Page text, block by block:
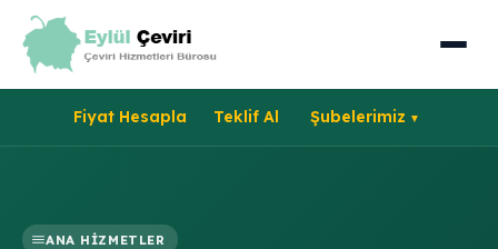
Fiyat Hesapla Teklif Al Şubelerimiz
ANA HIZMETLER